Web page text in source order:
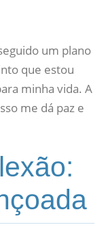
um plano
que estou
minha vida. A
me dá paz e